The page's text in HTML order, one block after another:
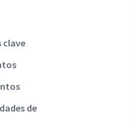
clave
de